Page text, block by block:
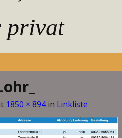
privat
1850 × 894in Linkliste